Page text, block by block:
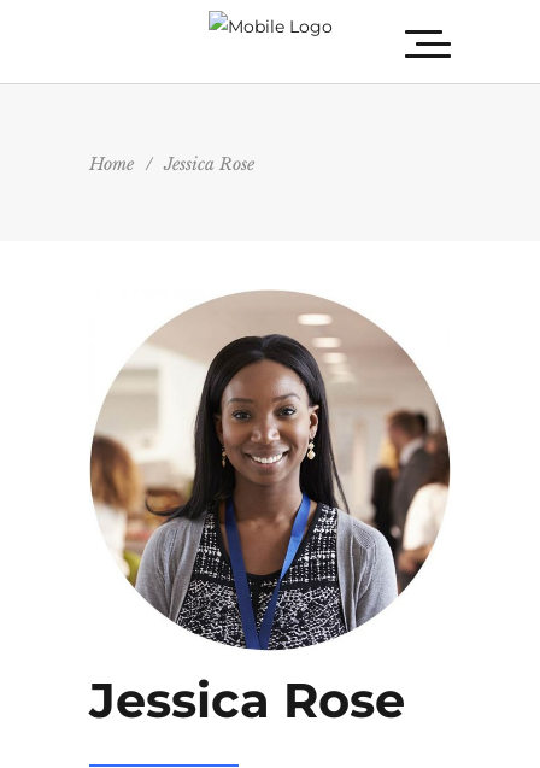
Home / Jessica Rose
Jessica Rose